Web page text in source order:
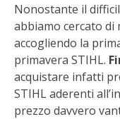
STORIE DEI
CONSERVARE
CONSERVE
Nonostante il
abbiamo cercato
accogliendo la
primavera STIHL.
acquistare infatti
STIHL aderenti
prezzo davvero